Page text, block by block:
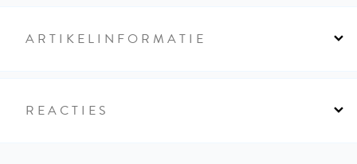
ARTIKELINFORMATIE
REACTIES